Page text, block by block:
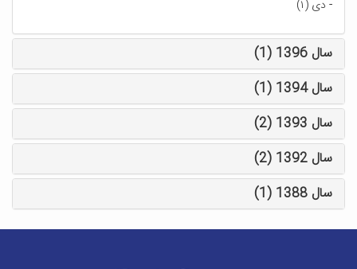
- دی (۱)
سال 1396 (1)
سال 1394 (1)
سال 1393 (2)
سال 1392 (2)
سال 1388 (1)